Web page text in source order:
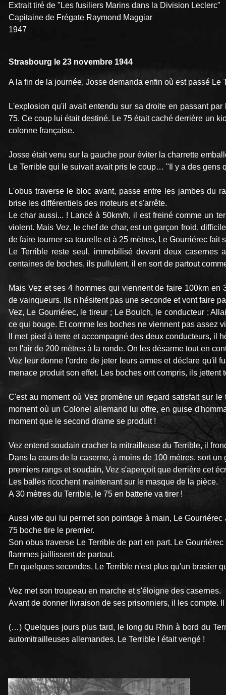
Extrait tiré de "Les fusiliers Marins dans la Division Leclerc"
Capitaine de Frégate Raymond Maggiar
1947
Strasbourg le 23 novembre 1944
A la fin de la journée, Josse demanda enfin où est passé Le
L'explosion qu'il avait entendu sur sa droite en passant
75. Ce coup lui était destiné. Le 75 était caché derrière un
colonne française.
Josse était venu sur la gauche pour éviter la charrette
Le Terrible qui le suivait avait pris le coup… "Il y a des gens
L'obus traverse le bloc avant, passe entre les jambes du
brise les différentiels des moteurs et s'arrête.
Le char aussi... ! Lancé à 50km/h, il est freiné comme un
violent. Mais Vez, le chef de char, est un garçon froid,
de faire tourner sa tourelle et à 25 mètres, Le Gourriérec fait
Le Terrible reste seul, immobilisé devant deux
centaines de boches, ils pullulent, il en sort de partout
Mais Vez et ses 4 hommes qui viennent de faire 100km
de vainqueurs. Ils n'hésitent pas une seconde et vont faire
Vez, Le Gourriérec, le tireur ; Le Boulch, le conducteur ;
ce qui bouge. Et comme les boches ne viennent pas assez
Il met pied à terre et accompagné des deux conducteurs,
en l'air de 200 mètres à la ronde. On les désarme tout en
Vez leur donne l'ordre de jeter leurs armes et déclare qu'il
menace produit son effet. Les boches ont compris, ils jettent
C'est au moment où Vez promène un regard satisfait sur
moment où un Colonel allemand lui offre, en guise
moment que le second drame se produit !
Vez entend soudain cracher la mitrailleuse du Terrible, il
Dans la cours de la caserne, à moins de 100 mètres, sort
premiers rangs et soudain, Vez s'aperçoit que derrière cet
Les balles ricochent maintenant sur le masque de la pièce.
A 30 mètres du Terrible, le 75 en batterie va tirer !
Aussi vite qui lui permet son pointage à main, Le
75 boche tire le premier.
Son obus traverse Le Terrible de part en part. Le
flammes jaillissent de partout.
En quelques secondes, Le Terrible n'est plus qu'un brasier
Vez met son troupeau en marche et s'éloigne des casernes.
Avant de donner livraison de ses prisonniers, il les compte.
(…) Quelques jours plus tard, le long du Rhin à bord du
automitrailleuses allemandes. Le Terrible I était vengé !